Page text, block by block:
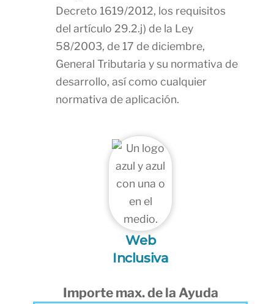
Web
Inclusiva
Importe max. de la Ayuda
Decreto 1619/2012, los requisitos
del artículo 29.2.j) de la Ley
58/2003, de 17 de diciembre,
General Tributaria y su normativa de
desarrollo, así como cualquier
normativa de aplicación.